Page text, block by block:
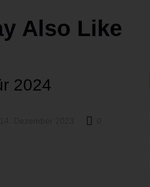
Also Like
2024